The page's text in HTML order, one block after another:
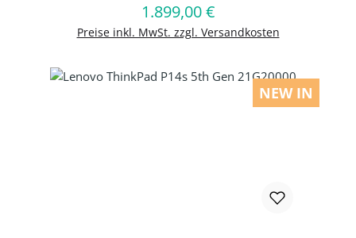
Regulärer Preis:
1.899,00 €
Preise inkl. MwSt. zzgl. Versandkosten
In den Warenkorb
NEW IN